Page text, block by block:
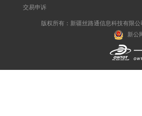
交易申诉
版权所有：新疆丝路通信息科技有限
新公